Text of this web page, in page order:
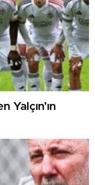
Yalçın’ın